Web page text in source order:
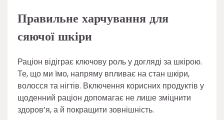
Правильне харчування для
сяючої шкіри
Раціон відіграє ключову роль у догляді за шкірою.
Те, що ми їмо, напряму впливає на стан шкіри,
волосся та нігтів. Включення корисних продуктів у
щоденний раціон допомагає не лише зміцнити
здоров’я, а й покращити зовнішність.